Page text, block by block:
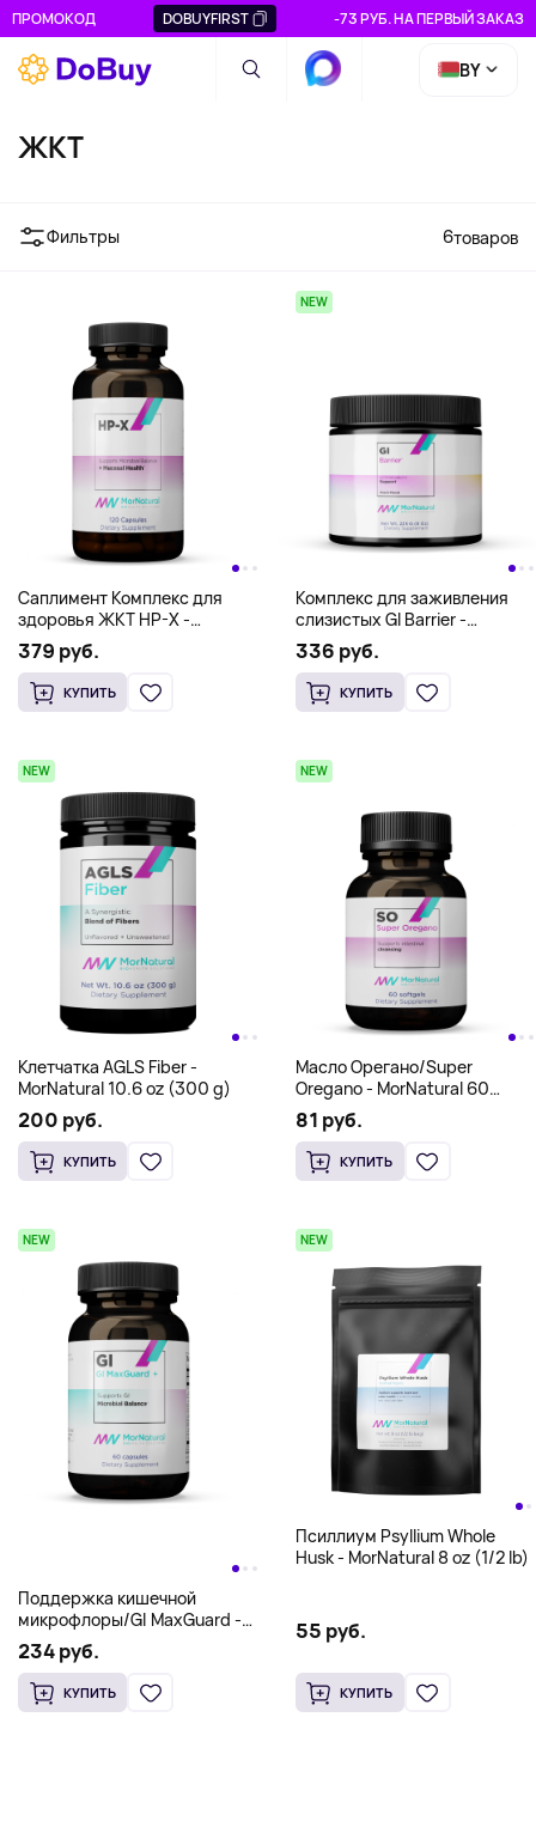
ПРОМОКОД DOBUYFIRST -73 РУБ. НА ПЕРВЫЙ ЗАКАЗ
BY
ЖКТ
Фильтры 6товаров
Саплимент Комплекс для
здоровья ЖКТ HP-X -
MorNatural 120 caps
379 руб.
КУПИТЬ
NEW
Комплекс для заживления
слизистых Gl Barrier -
MorNatural 8 oz (225 g)
336 руб.
КУПИТЬ
NEW
Клетчатка AGLS Fiber -
MorNatural 10.6 oz (300 g)
200 руб.
КУПИТЬ
NEW
Масло Орегано/Super
Oregano - MorNatural 60
softgels
81 руб.
КУПИТЬ
NEW
Поддержка кишечной
микрофлоры/GI MaxGuard -
MorNatural 60 caps
234 руб.
КУПИТЬ
NEW
Псиллиум Psyllium Whole
Husk - MorNatural 8 oz (1/2 lb)
55 руб.
КУПИТЬ